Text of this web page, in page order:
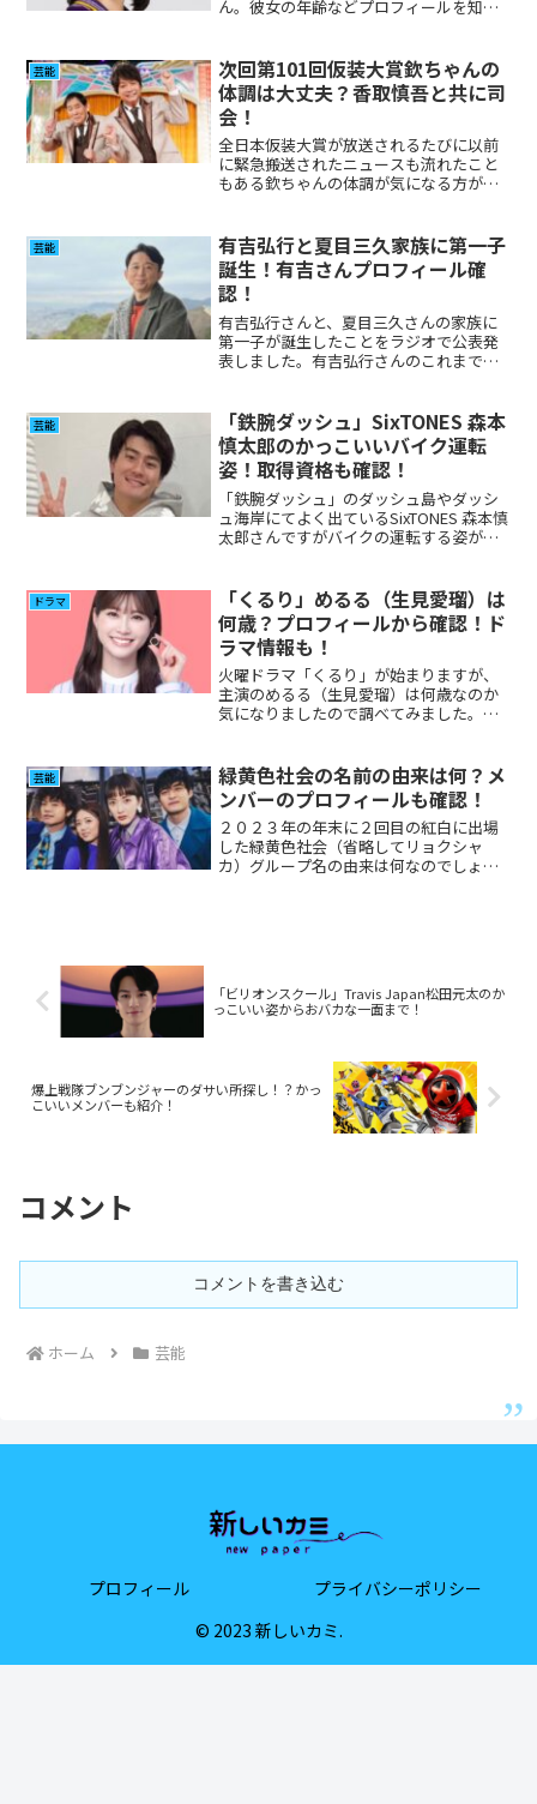
ん。彼女の年齢などプロフィールを知ら
芸能
次回第101回仮装大賞欽ちゃんの
体調は大丈夫？香取慎吾と共に司
会！
全日本仮装大賞が放送されるたびに以前
に緊急搬送されたニュースも流れたこと
もある欽ちゃんの体調が気になる方が多
た。
芸能
有吉弘行と夏目三久家族に第一子
誕生！有吉さんプロフィール確
認！
有吉弘行さんと、夏目三久さんの家族に
第一子が誕生したことをラジオで公表発
表しました。有吉弘行さんのこれまでの
芸能
「鉄腕ダッシュ」SixTONES 森本
慎太郎のかっこいいバイク運転
姿！取得資格も確認！
「鉄腕ダッシュ」のダッシュ島やダッシ
ュ海岸にてよく出ているSixTONES 森本慎
太郎さんですがバイクの運転する姿がか
て、たくさん持っている資格についても
調べてみました。
ドラマ
「くるり」めるる（生見愛瑠）は
何歳？プロフィールから確認！ド
ラマ情報も！
火曜ドラマ「くるり」が始まりますが、
主演のめるる（生見愛瑠）は何歳なのか
気になりましたので調べてみました。ま
た。
芸能
緑黄色社会の名前の由来は何？メ
ンバーのプロフィールも確認！
２０２３年の年末に２回目の紅白に出場
した緑黄色社会（省略してリョクシャ
カ）グループ名の由来は何なのでしょ
「ビリオンスクール」Travis Japan松田元太のか
っこいい姿からおバカな一面まで！
爆上戦隊ブンブンジャーのダサい所探し！？かっ
こいいメンバーも紹介！
コメント
コメントを書き込む
ホーム 芸能
プロフィール
プライバシーポリシー
© 2023 新しいカミ.